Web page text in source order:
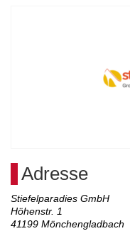
Adresse
Stiefelparadies GmbH
Höhenstr. 1
41199 Mönchengladbach